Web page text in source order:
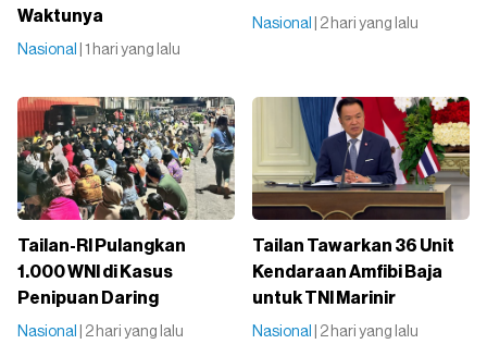
Waktunya
Nasional | 1 hari yang lalu
Nasional | 2 hari yang lalu
Tailan-RI Pulangkan
1.000 WNI di Kasus
Penipuan Daring
Nasional | 2 hari yang lalu
Tailan Tawarkan 36 Unit
Kendaraan Amfibi Baja
untuk TNI Marinir
Nasional | 2 hari yang lalu